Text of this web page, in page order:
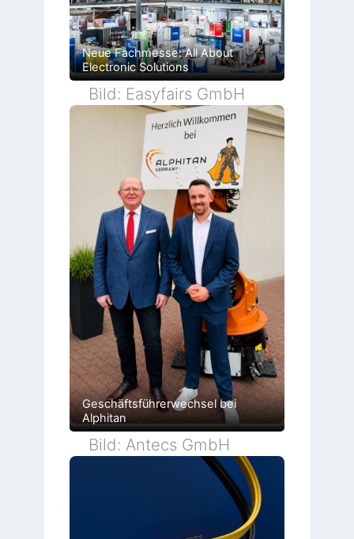
Neue Fachmesse: All About
Electronic Solutions
Bild: Easyfairs GmbH
Geschäftsführerwechsel bei
Alphitan
Bild: Antecs GmbH